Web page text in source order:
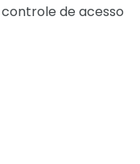
de acesso